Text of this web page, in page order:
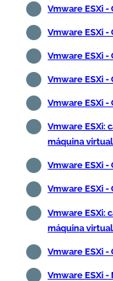
Vmware ESXi -
Vmware ESXi
Vmware ESXi
Vmware ESXi
Vmware ESXi
Vmware ESXi:
máquina
Vmware ESXi
Vmware ESXi
Vmware ESXi:
máquina
Vmware ESXi
Vmware ESXi